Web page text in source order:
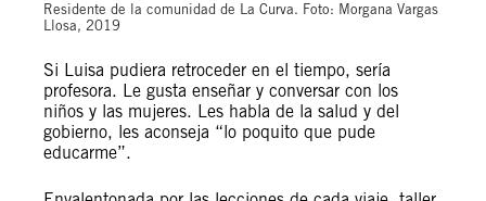
Residente de la comunidad de La Curva. Foto: Morgana Vargas
Llosa, 2019
Si Luisa pudiera retroceder en el tiempo, sería
profesora. Le gusta enseñar y conversar con los
niños y las mujeres. Les habla de la salud y del
gobierno, les aconseja “lo poquito que pude
educarme”.